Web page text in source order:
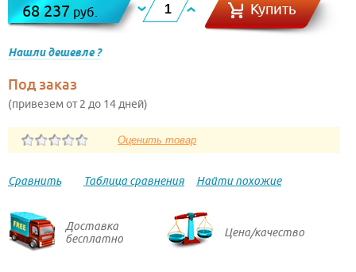
68 237 руб. Купить
Нашли дешевле ?
Под заказ
(привезем от 2 до 14 дней)
Сравнить Таблица сравнения Найти похожие
Доставка
бесплатно
Цена/качество